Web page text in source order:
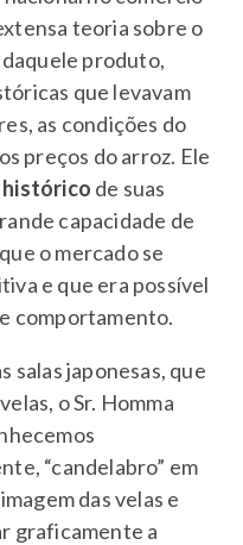
teoria sobre o
produto,
que levavam
as condições do
preços do arroz. Ele
de suas
capacidade de
o mercado se
e que era possível
comportamento.
salas japonesas, que
o Sr. Homma
“candelabro” em
das velas e
graficamente a